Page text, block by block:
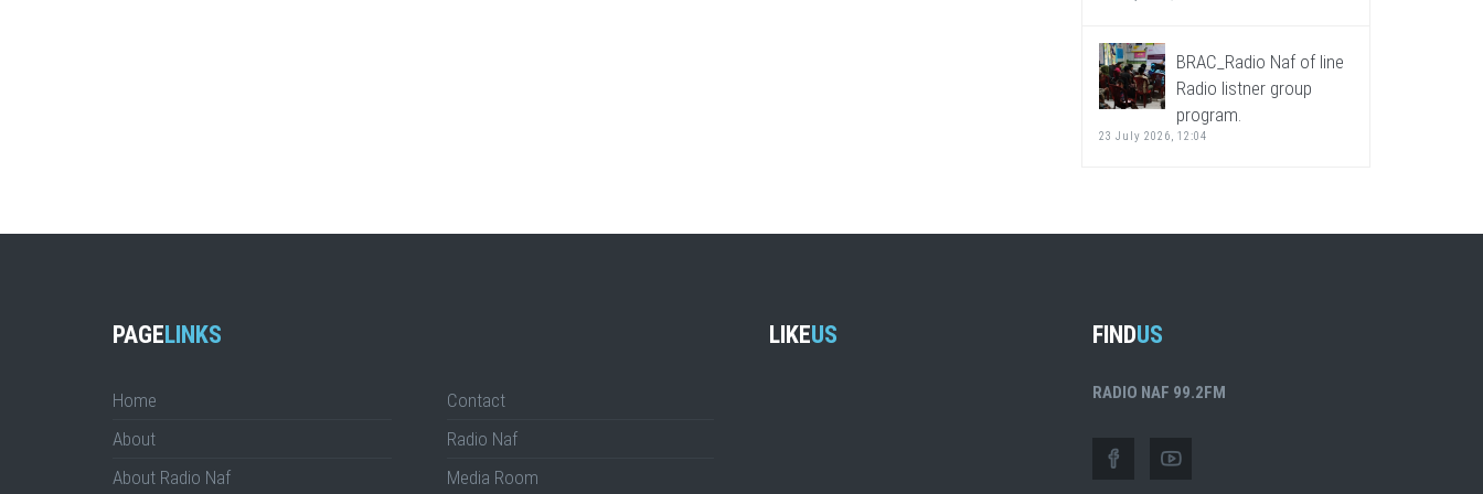
BRAC_Radio Naf of line
Radio listner group
program.
23 July 2026, 12:04
PAGELINKS
Home
About
About Radio Naf
Contact
Radio Naf
Media Room
LIKEUS FINDUS
RADIO NAF 99.2FM